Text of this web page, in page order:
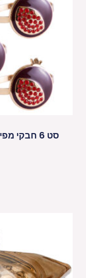
סט 6 חבקי